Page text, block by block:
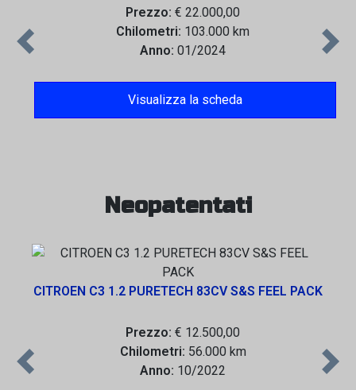
Prezzo: € 22.000,00
Chilometri: 103.000 km
Anno: 01/2024
Visualizza la scheda
Previous Next
Neopatentati
CITROEN C3 1.2 PURETECH 83CV S&S FEEL PACK
Prezzo: € 12.500,00
Chilometri: 56.000 km
Anno: 10/2022
Previous Next